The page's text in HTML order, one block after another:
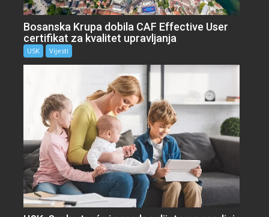
Bosanska Krupa dobila CAF Effective User
certifikat za kvalitet upravljanja
USK Vijesti